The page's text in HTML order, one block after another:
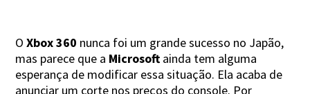
OXbox 360 nunca foi um grande sucesso no Japão,
mas parece que a Microsoft ainda tem alguma
esperança de modificar essa situação. Ela acaba de
anunciar um corte nos preços do console. Por